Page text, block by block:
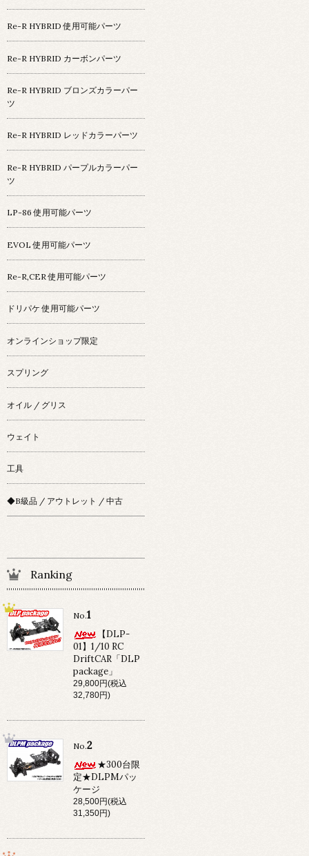
Re-R HYBRID 使用可能パーツ
Re-R HYBRID カーボンパーツ
Re-R HYBRID ブロンズカラーパー
ツ
Re-R HYBRID レッドカラーパーツ
Re-R HYBRID パープルカラーパー
ツ
LP-86 使用可能パーツ
EVOL 使用可能パーツ
Re-R,CER 使用可能パーツ
ドリパケ 使用可能パーツ
オンラインショップ限定
スプリング
オイル / グリス
ウェイト
工具
◆B級品 / アウトレット / 中古
Ranking
No.1
【DLP-
01】1/10 RC
DriftCAR「DLP
package」
29,800円(税込
32,780円)
No.2
★300台限
定★DLPMパッ
ケージ
28,500円(税込
31,350円)